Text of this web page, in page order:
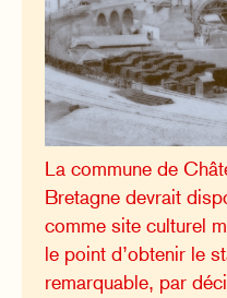
La commune de
Bretagne devrait
comme site culturel
le point d’obtenir le
remarquable, par